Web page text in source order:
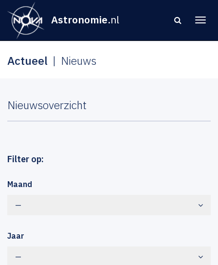
Astronomie.nl
Actueel Nieuws
Nieuwsoverzicht
Filter op:
Maand
—
Jaar
—